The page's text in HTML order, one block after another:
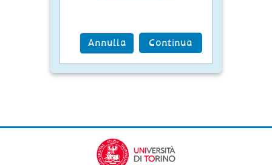
Annulla Continua